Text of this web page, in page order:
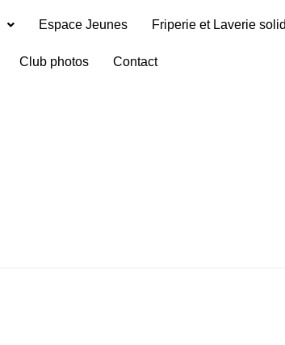
Espace Jeunes Friperie et Laverie
Club photos Contact